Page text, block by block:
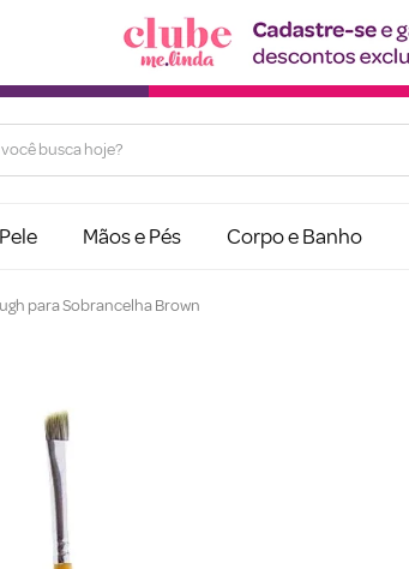
busca hoje?
Mãos e Pés Corpo e Banho
para Sobrancelha Brown